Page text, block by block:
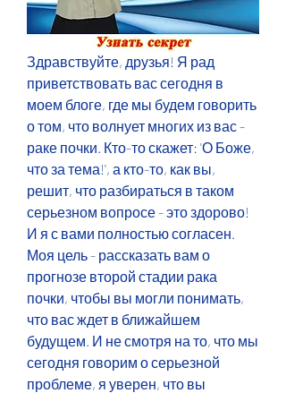
Здравствуйте, друзья! Я рад
приветствовать вас сегодня в
моем блоге, где мы будем говорить
о том, что волнует многих из вас -
раке почки. Кто-то скажет: 'О Боже,
что за тема!', а кто-то, как вы,
решит, что разбираться в таком
серьезном вопросе - это здорово!
И я с вами полностью согласен.
Моя цель - рассказать вам о
прогнозе второй стадии рака
почки, чтобы вы могли понимать,
что вас ждет в ближайшем
будущем. И не смотря на то, что мы
сегодня говорим о серьезной
проблеме, я уверен, что вы